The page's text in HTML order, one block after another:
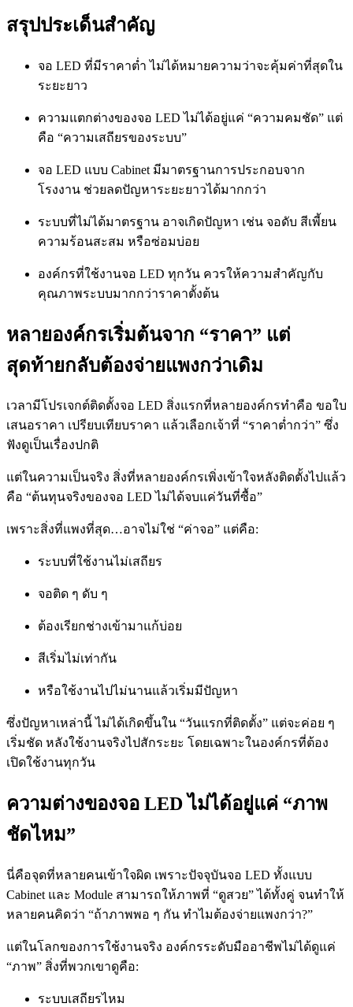
สรุปประเด็นสำคัญ
จอ LED ที่มีราคาต่ำ ไม่ได้หมายความว่าจะคุ้มค่าที่สุดใน
ระยะยาว
ความแตกต่างของจอ LED ไม่ได้อยู่แค่ “ความคมชัด” แต่
คือ “ความเสถียรของระบบ”
จอ LED แบบ Cabinet มีมาตรฐานการประกอบจาก
โรงงาน ช่วยลดปัญหาระยะยาวได้มากกว่า
ระบบที่ไม่ได้มาตรฐาน อาจเกิดปัญหา เช่น จอดับ สีเพี้ยน
ความร้อนสะสม หรือซ่อมบ่อย
องค์กรที่ใช้งานจอ LED ทุกวัน ควรให้ความสำคัญกับ
คุณภาพระบบมากกว่าราคาตั้งต้น
หลายองค์กรเริ่มต้นจาก “ราคา” แต่
สุดท้ายกลับต้องจ่ายแพงกว่าเดิม
เวลามีโปรเจกต์ติดตั้งจอ LED สิ่งแรกที่หลายองค์กรทำคือ ขอใบ
เสนอราคา เปรียบเทียบราคา แล้วเลือกเจ้าที่ “ราคาต่ำกว่า” ซึ่ง
ฟังดูเป็นเรื่องปกติ
แต่ในความเป็นจริง สิ่งที่หลายองค์กรเพิ่งเข้าใจหลังติดตั้งไปแล้ว
คือ “ต้นทุนจริงของจอ LED ไม่ได้จบแค่วันที่ซื้อ”
เพราะสิ่งที่แพงที่สุด…อาจไม่ใช่ “ค่าจอ” แต่คือ:
ระบบที่ใช้งานไม่เสถียร
จอติด ๆ ดับ ๆ
ต้องเรียกช่างเข้ามาแก้บ่อย
สีเริ่มไม่เท่ากัน
หรือใช้งานไปไม่นานแล้วเริ่มมีปัญหา
ซึ่งปัญหาเหล่านี้ ไม่ได้เกิดขึ้นใน “วันแรกที่ติดตั้ง” แต่จะค่อย ๆ
เริ่มชัด หลังใช้งานจริงไปสักระยะ โดยเฉพาะในองค์กรที่ต้อง
เปิดใช้งานทุกวัน
ความต่างของจอ LED ไม่ได้อยู่แค่ “ภาพ
ชัดไหม”
นี่คือจุดที่หลายคนเข้าใจผิด เพราะปัจจุบันจอ LED ทั้งแบบ
Cabinet และ Module สามารถให้ภาพที่ “ดูสวย” ได้ทั้งคู่ จนทำให้
หลายคนคิดว่า “ถ้าภาพพอ ๆ กัน ทำไมต้องจ่ายแพงกว่า?”
แต่ในโลกของการใช้งานจริง องค์กรระดับมืออาชีพไม่ได้ดูแค่
“ภาพ” สิ่งที่พวกเขาดูคือ:
ระบบเสถียรไหม